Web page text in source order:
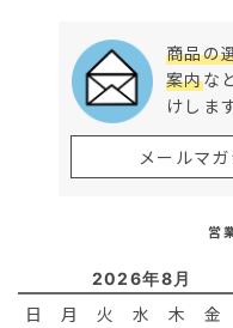
商品の
案内な
けしま
メールマ
営
2026年8月
日 月 火 水 木 金